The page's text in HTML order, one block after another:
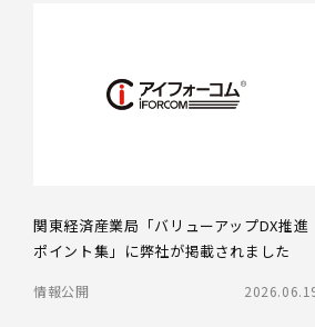
関東経済産業局「バリューアップDX推進
ポイント集」に弊社が掲載されました
情報公開 2026.06.19